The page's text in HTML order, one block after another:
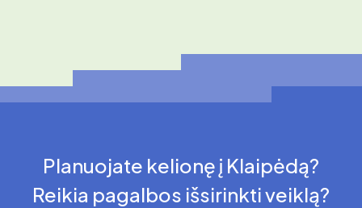
Planuojate kelionę į Klaipėdą?
Reikia pagalbos išsirinkti veiklą?